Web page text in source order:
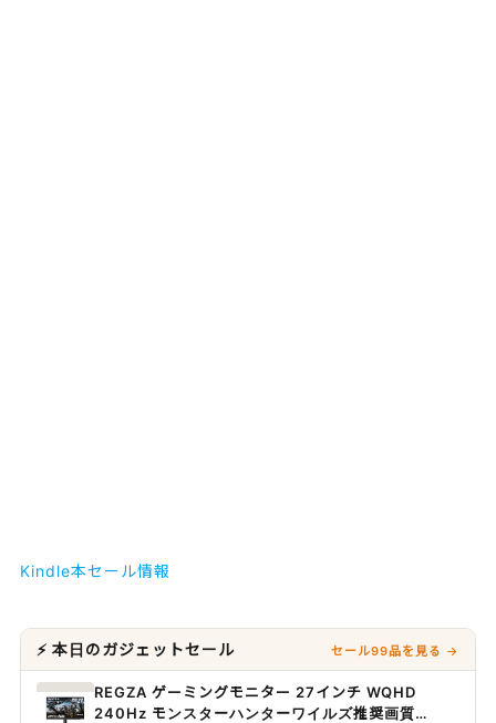
Kindle本セール情報
⚡ 本日のガジェットセール セール99品を見る →
REGZA ゲーミングモニター 27インチ WQHD
240Hz モンスターハンターワイルズ推奨画質